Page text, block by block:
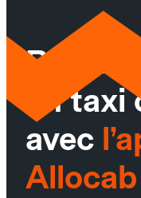
un
avec
Allocab